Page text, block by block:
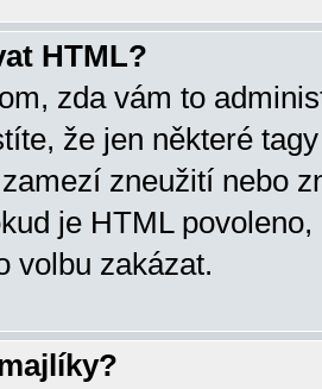
HTML?
zda vám to
že jen některé
zneužití nebo
je HTML
volbu zakázat.